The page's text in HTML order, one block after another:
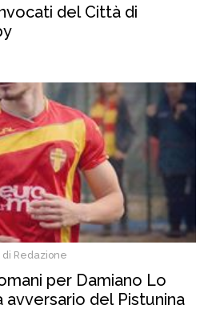
del Città di
di Redazione
per Damiano Lo
avversario del Pistunina